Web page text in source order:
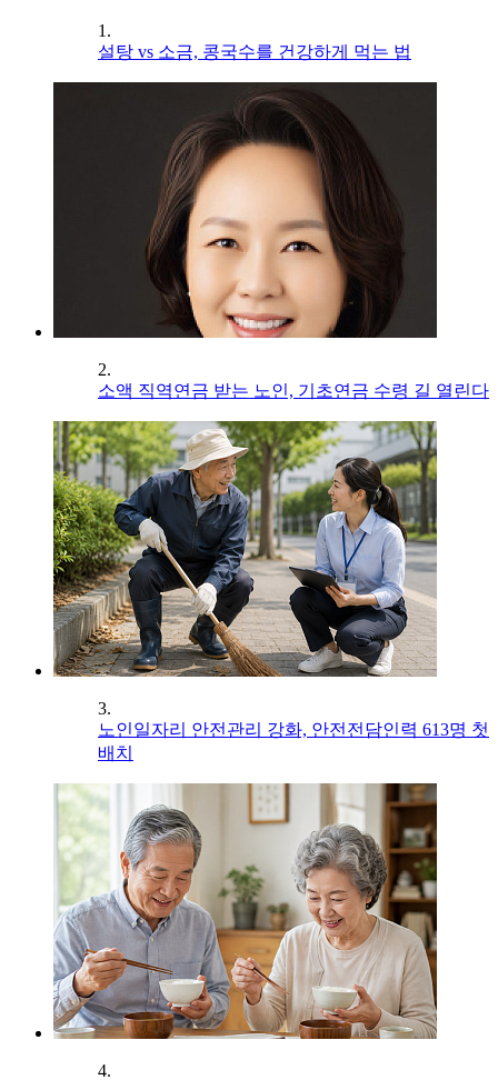
1.
설탕 vs 소금, 콩국수를 건강하게 먹는 법
2.
소액 직역연금 받는 노인, 기초연금 수령 길 열린다
3.
노인일자리 안전관리 강화, 안전전담인력 613명 첫
배치
4.